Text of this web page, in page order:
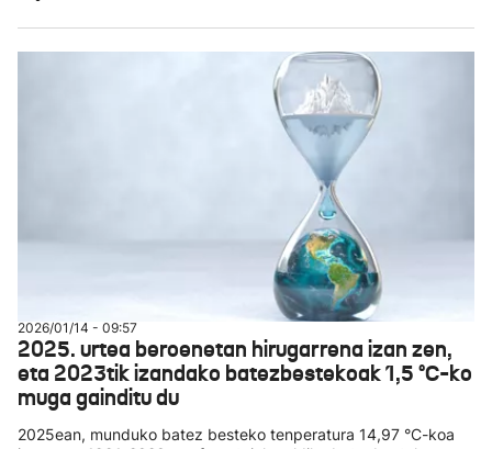
2026/01/14 - 09:57
2025. urtea beroenetan hirugarrena izan zen,
eta 2023tik izandako batezbestekoak 1,5 °C-ko
muga gainditu du
2025ean, munduko batez besteko tenperatura 14,97 °C-koa